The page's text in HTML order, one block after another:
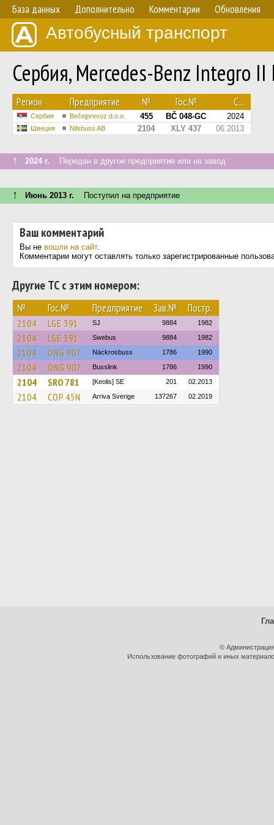
База данных Дополнительно Комментарии Обновления
Автобусный транспорт
Сербия, Mercedes-Benz Integro
Регион Предприятие № Гос.№ С...
Сербия Bečejprevoz d.o.o. 455 BČ 048-GC 2024
Швеция Nilsbuss AB 2104 XLY 437 06.2013
↑ 2024 г. Передан в другое предприятие или на завод
↑ Июнь 2013 г. Поступил на предприятие
Ваш комментарий
Вы не вошли на сайт.
Комментарии могут оставлять только зарегистрированные
Другие ТС с этим номером:
№ Гос.№ Предприятие Зав.№ Постр.
2104 LGE 391 SJ 9884 1982
2104 LGE 391 Swebus 9884 1982
2104 ONG 907 Näckrosbuss 1786 1990
2104 ONG 907 Busslink 1786 1990
2104 SRO 781 [Keolis] SE 201 02.2013
2104 COP 45N Arriva Sverige 137267 02.2019
©
Использование фотографий и иных